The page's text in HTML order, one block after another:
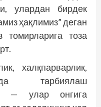
улардан бирдек
ҳақлимиз” деган
томирларига тоза
халқпарварлик,
тарбиялаш
— улар онгига